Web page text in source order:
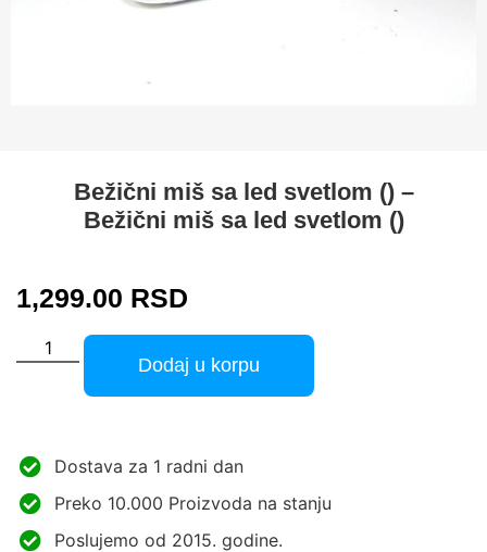
Bežični miš sa led svetlom () –
Bežični miš sa led svetlom ()
1,299.00 RSD
Dodaj u korpu
Dostava za 1 radni dan
Preko 10.000 Proizvoda na stanju
Poslujemo od 2015. godine.